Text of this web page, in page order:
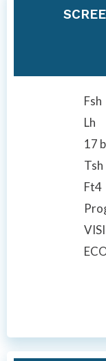
Fsh
Lh
17
Tsh
Ft4